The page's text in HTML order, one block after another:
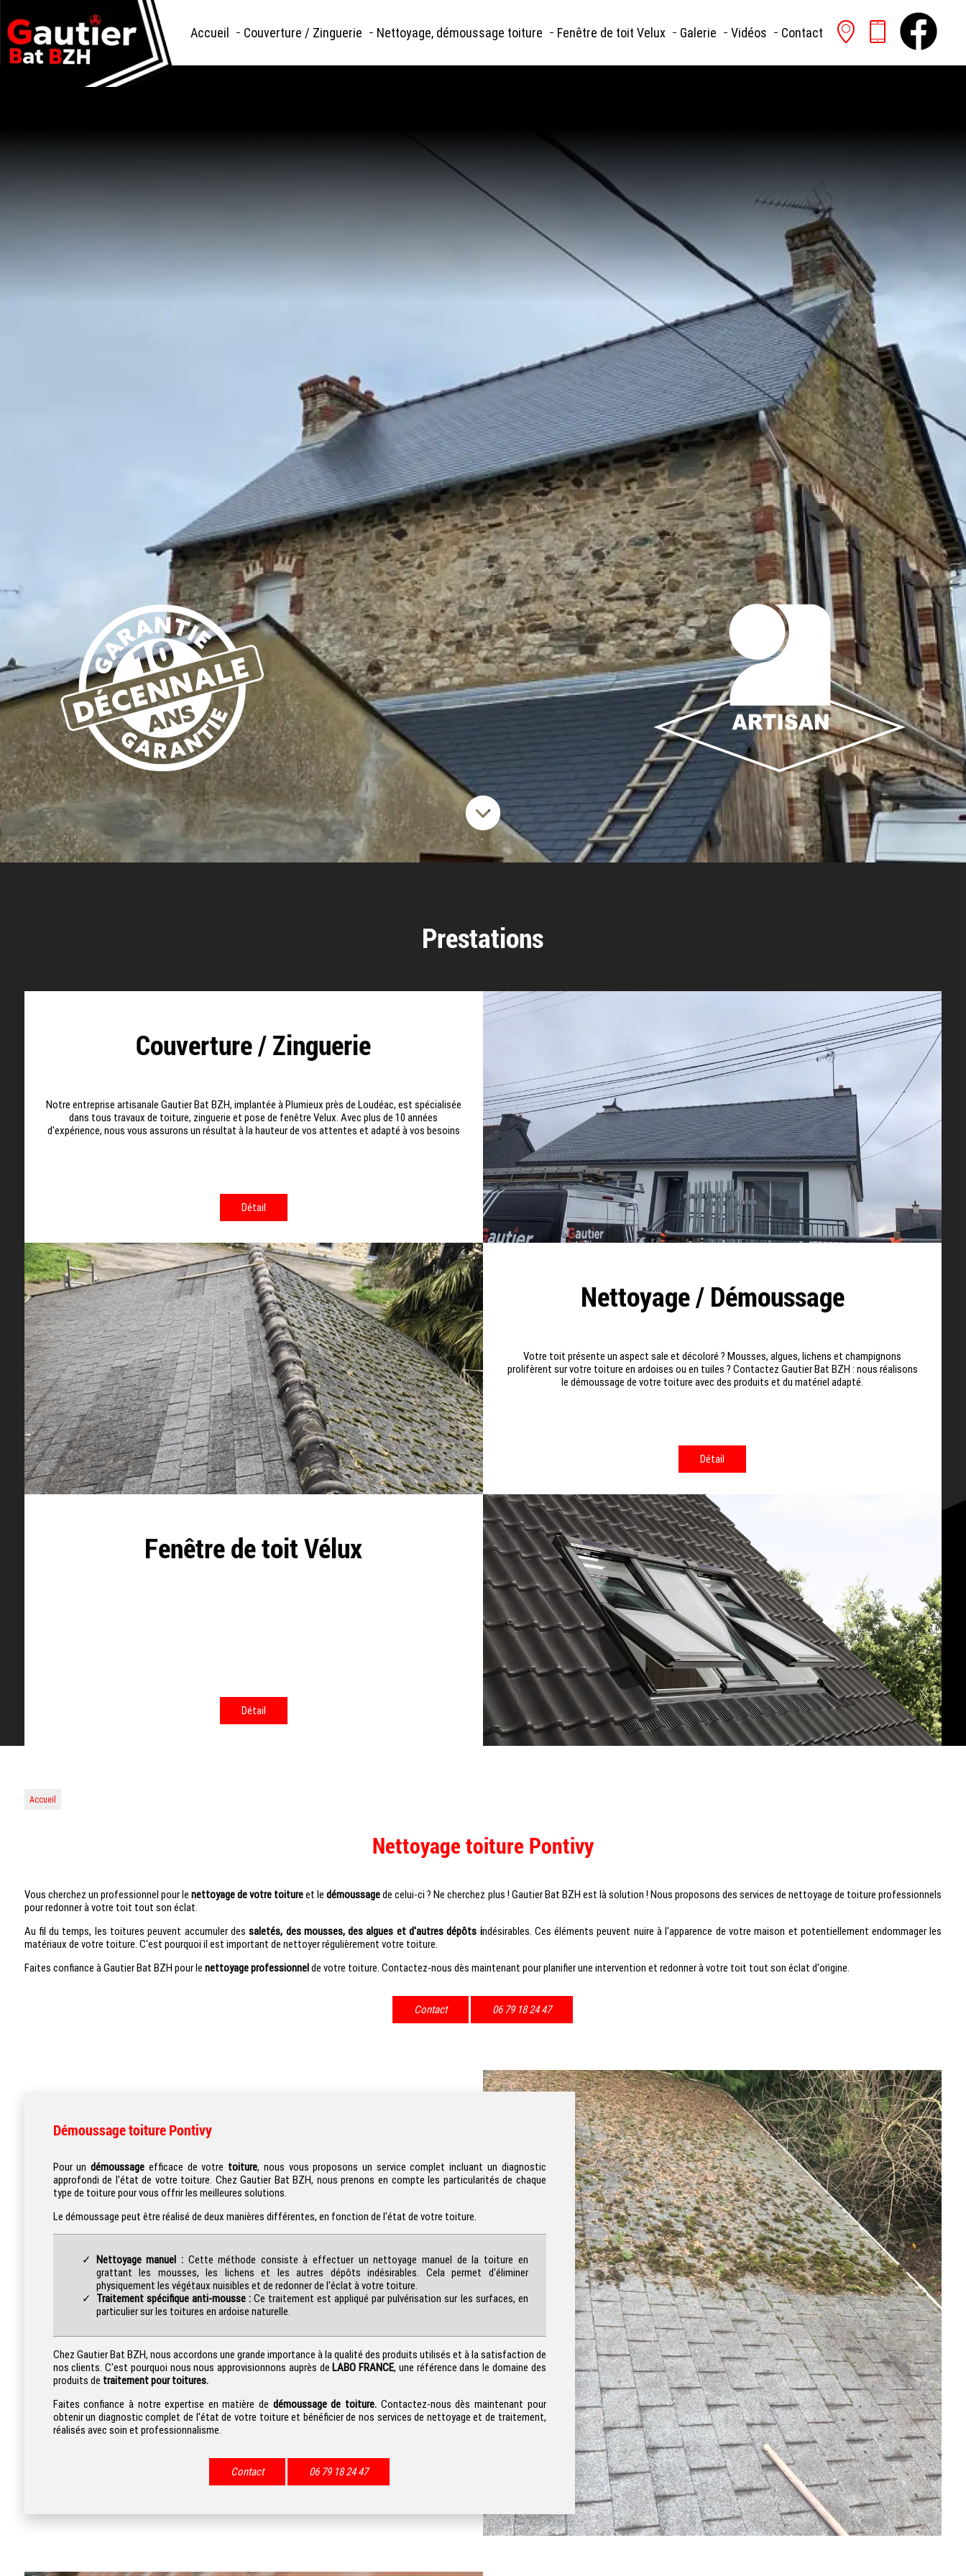
Accueil Couverture / Zinguerie Nettoyage, démoussage toiture Fenêtre de toit Velux Galerie Vidéos Contact
Prestations
Couverture / Zinguerie
Notre entreprise artisanale Gautier Bat BZH, implantée à Plumieux près de Loudéac, est spécialisée
dans tous travaux de toiture, zinguerie et pose de fenêtre Velux. Avec plus de 10 années
d'expérience, nous vous assurons un résultat à la hauteur de vos attentes et adapté à vos besoins
Détail
Nettoyage / Démoussage
Votre toit présente un aspect sale et décoloré ? Mousses, algues, lichens et champignons
prolifèrent sur votre toiture en ardoises ou en tuiles ? Contactez Gautier Bat BZH : nous réalisons
le démoussage de votre toiture avec des produits et du matériel adapté.
Détail
Fenêtre de toit Vélux
Détail
Accueil
Nettoyage toiture Pontivy
Vous cherchez un professionnel pour le nettoyage de votre toitureet ledémoussagede celui-ci ? Ne cherchez plus ! Gautier Bat BZH est là solution ! Nous proposons des services de nettoyage de toiture professionnels
pour redonner à votre toit tout son éclat.
Au fil du temps, les toitures peuvent accumuler dessaletés, des mousses, des algues et d'autres dépôts indésirables. Ces éléments peuvent nuire à l'apparence de votre maison et potentiellement endommager les
matériaux de votre toiture. C'est pourquoi il est important de nettoyer régulièrement votre toiture.
Faites confiance à Gautier Bat BZH pour le nettoyage professionnelde votre toiture. Contactez-nous dès maintenant pour planifier une intervention et redonner à votre toit tout son éclat d'origine.
Contact 06 79 18 24 47
Démoussage toiture Pontivy
Pour undémoussage efficace de votre toiture, nous vous proposons un service complet incluant un diagnostic
approfondi de l'état de votre toiture. Chez Gautier Bat BZH, nous prenons en compte les particularités de chaque
type de toiture pour vous offrir les meilleures solutions.
Le démoussage peut être réalisé de deux manières différentes, en fonction de l'état de votre toiture.
Nettoyage manuel :Cette méthode consiste à effectuer un nettoyage manuel de la toiture en
grattant les mousses, les lichens et les autres dépôts indésirables. Cela permet d'éliminer
physiquement les végétaux nuisibles et de redonner de l'éclat à votre toiture.
Traitement spécifique anti-mousse :Ce traitement est appliqué par pulvérisation sur les surfaces, en
particulier sur les toitures en ardoise naturelle.
Chez Gautier Bat BZH, nous accordons une grande importance à la qualité des produits utilisés et à la satisfaction de
nos clients. C'est pourquoi nous nous approvisionnons auprès de LABO FRANCE, une référence dans le domaine des
produits de traitement pour toitures.
Faites confiance à notre expertise en matière de démoussage de toiture. Contactez-nous dès maintenant pour
obtenir un diagnostic complet de l'état de votre toiture et bénéficier de nos services de nettoyage et de traitement,
réalisés avec soin et professionnalisme.
Contact 06 79 18 24 47